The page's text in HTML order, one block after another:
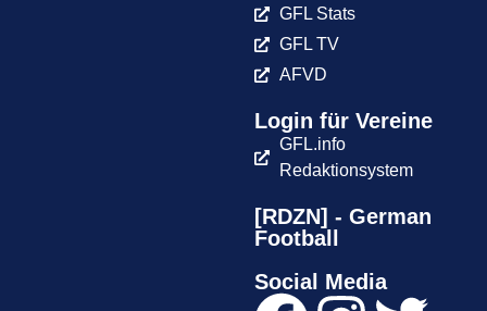
GFL Stats
GFL TV
AFVD
Login für Vereine
GFL.info
Redaktionsystem
[RDZN] - German
Football
Social Media